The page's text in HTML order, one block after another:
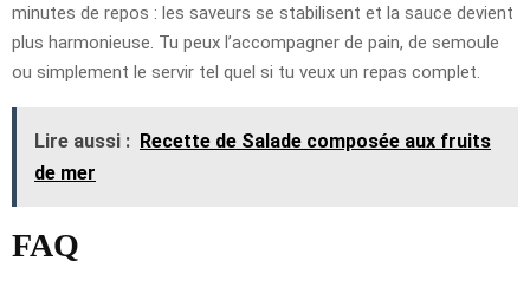
minutes de repos : les saveurs se stabilisent et la sauce devient
plus harmonieuse. Tu peux l’accompagner de pain, de semoule
ou simplement le servir tel quel si tu veux un repas complet.
Lire aussi : Recette de Salade composée aux fruits
de mer
FAQ